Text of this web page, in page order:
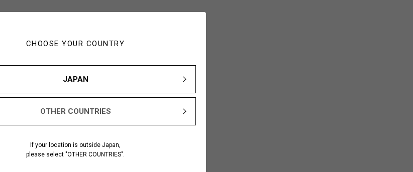
CHOOSE YOUR COUNTRY
JAPAN
OTHER COUNTRIES
If your location is outside Japan,
please select "OTHER COUNTRIES".